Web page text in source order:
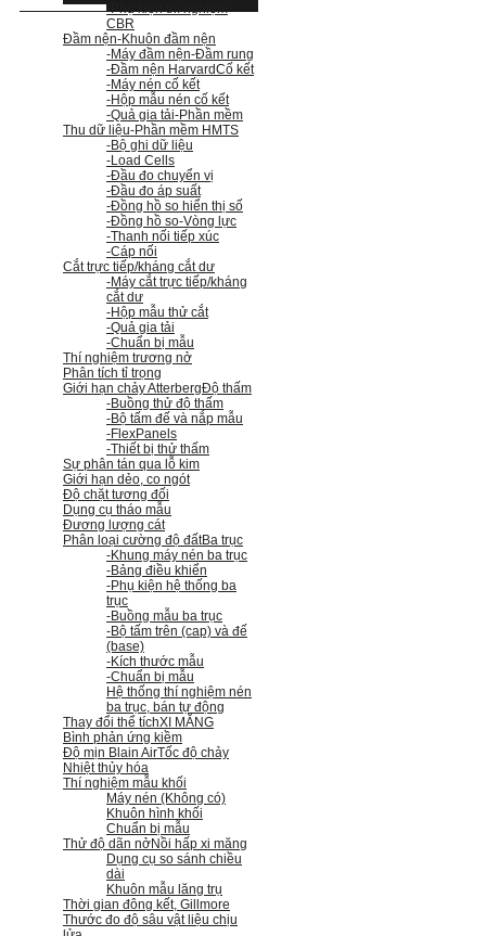
-Phụ kiện thí nghiệm
CBR
Đầm nện-Khuôn đầm nện
-Máy đầm nện-Đầm rung
-Đầm nện HarvardCố kết
-Máy nén cố kết
-Hộp mẫu nén cố kết
-Quả gia tải-Phần mềm
Thu dữ liệu-Phần mềm HMTS
-Bộ ghi dữ liệu
-Load Cells
-Đầu đo chuyển vị
-Đầu đo áp suất
-Đồng hồ so hiển thị số
-Đồng hồ so-Vòng lực
-Thanh nối tiếp xúc
-Cáp nối
Cắt trực tiếp/kháng cắt dư
-Máy cắt trực tiếp/kháng
cắt dư
-Hộp mẫu thử cắt
-Quả gia tải
-Chuẩn bị mẫu
Thí nghiệm trương nở
Phân tích tỉ trọng
Giới hạn chảy AtterbergĐộ thấm
-Buồng thử độ thấm
-Bộ tấm đế và nắp mẫu
-FlexPanels
-Thiết bị thử thấm
Sự phân tán qua lỗ kim
Giới hạn dẻo, co ngót
Độ chặt tương đối
Dụng cụ tháo mẫu
Đương lượng cát
Phân loại cường độ đấtBa trục
-Khung máy nén ba trục
-Bảng điều khiển
-Phụ kiện hệ thống ba
trục
-Buồng mẫu ba trục
-Bộ tấm trên (cap) và đế
(base)
-Kích thước mẫu
-Chuẩn bị mẫu
Hệ thống thí nghiệm nén
ba trục, bán tự động
Thay đổi thể tíchXI MĂNG
Bình phản ứng kiềm
Độ mịn Blain AirTốc độ chảy
Nhiệt thủy hóa
Thí nghiệm mẫu khối
Máy nén (Không có)
Khuôn hình khối
Chuẩn bị mẫu
Thử độ dãn nởNồi hấp xi măng
Dụng cụ so sánh chiều
dài
Khuôn mẫu lăng trụ
Thời gian đông kết, Gillmore
Thước đo độ sâu vật liệu chịu